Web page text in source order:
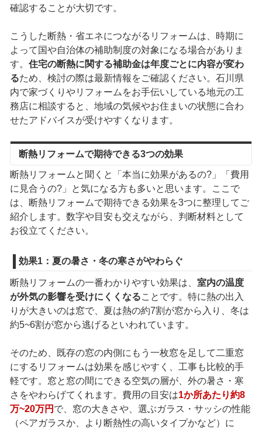
確認することが大切です。
こうした断熱・省エネにつながるリフォームは、時期に
よって国や自治体の補助制度の対象になる場合がありま
す。 住宅の断熱に関する補助金は年度ごとに内容が変わ
るため、検討の際は最新情報をご確認ください。石川県
内で家づくりやリフォームをお手伝いしている地元の工
務店に相談すると、地域の気候やお住まいの状態に合わ
せたアドバイスが受けやすくなります。
断熱リフォームで期待できる3つの効果
断熱リフォームと聞くと「本当に効果があるの?」「費用
に見合うの?」と気になる方も多いと思います。ここで
は、断熱リフォームで期待できる効果を3つに整理してご
紹介します。数字や目安も交えながら、判断材料として
お役立てください。
効果1：夏の暑さ・冬の寒さがやわらぐ
断熱リフォームの一番わかりやすい効果は、 室内の温度
が外気の影響を受けにくくなることです。特に熱の出入
りが大きいのは窓で、夏は熱の約7割が窓から入り、冬は
約5~6割が窓から逃げるといわれています。
そのため、既存の窓の内側にもう一枚窓を足して二重窓
にするリフォームは効果を感じやすく、工事も比較的手
軽です。窓と窓の間にできる空気の層が、外の暑さ・寒
さをやわらげてくれます。費用の目安は1か所あたり約8
万~20万円 で、窓の大きさや、選ぶガラス・サッシの性能
（ペアガラスか、より断熱性の高いタイプかなど）に